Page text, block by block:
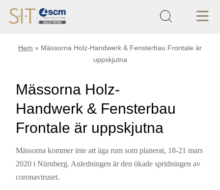
Hem » Mässorna Holz-Handwerk & Fensterbau Frontale är
uppskjutna
Mässorna Holz-
Handwerk & Fensterbau
Frontale är uppskjutna
Mässorna kommer inte att äga rum som planerat, 18-21 mars
2020 i Nürnberg. Anledningen är den ökade spridningen av
coronaviruset.